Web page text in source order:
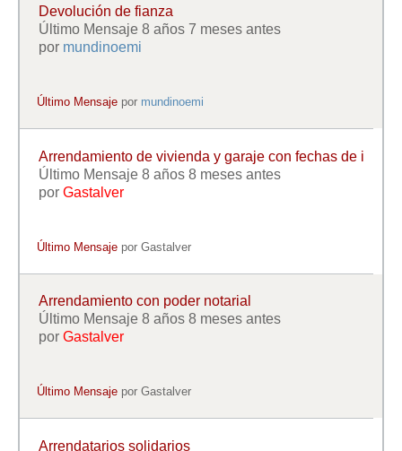
Devolución de fianza
Último Mensaje 8 años 7 meses antes
por mundinoemi
Último Mensaje por mundinoemi
Arrendamiento de vivienda y garaje con fechas de i
Último Mensaje 8 años 8 meses antes
por Gastalver
Último Mensaje porGastalver
Arrendamiento con poder notarial
Último Mensaje 8 años 8 meses antes
por Gastalver
Último Mensaje porGastalver
Arrendatarios solidarios